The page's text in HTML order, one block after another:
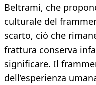
Beltrami, che
culturale del
scarto, ciò che
frattura conserva
significare. Il
dell’esperienza